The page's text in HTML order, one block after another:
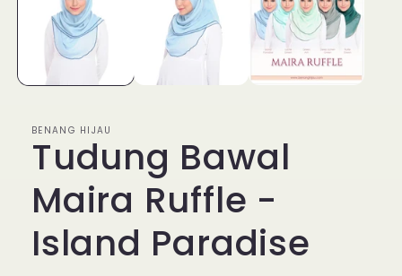
BENANG HIJAU
Tudung Bawal
Maira Ruffle -
Island Paradise